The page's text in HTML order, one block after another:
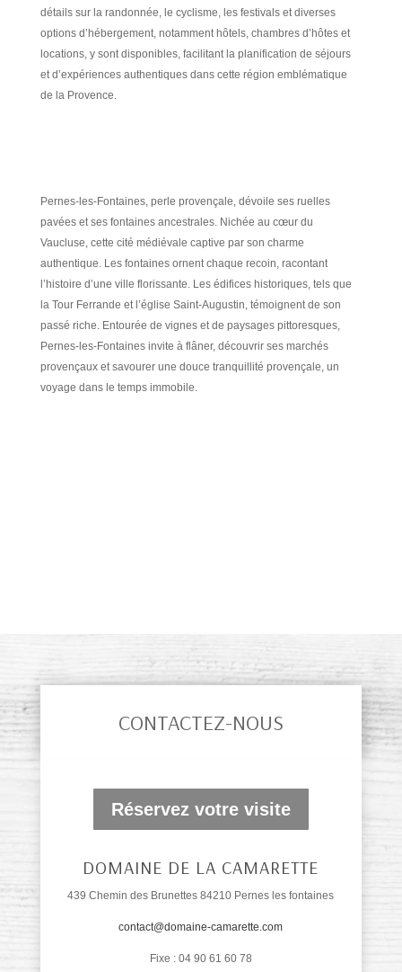
détails sur la randonnée, le cyclisme, les festivals et diverses
options d’hébergement, notamment hôtels, chambres d’hôtes et
locations, y sont disponibles, facilitant la planification de séjours
et d’expériences authentiques dans cette région emblématique
de la Provence.
Pernes-les-Fontaines, perle provençale, dévoile ses ruelles
pavées et ses fontaines ancestrales. Nichée au cœur du
Vaucluse, cette cité médiévale captive par son charme
authentique. Les fontaines ornent chaque recoin, racontant
l’histoire d’une ville florissante. Les édifices historiques, tels que
la Tour Ferrande et l’église Saint-Augustin, témoignent de son
passé riche. Entourée de vignes et de paysages pittoresques,
Pernes-les-Fontaines invite à flâner, découvrir ses marchés
provençaux et savourer une douce tranquillité provençale, un
voyage dans le temps immobile.
CONTACTEZ-NOUS
Réservez votre visite
DOMAINE DE LA CAMARETTE
439 Chemin des Brunettes 84210 Pernes les fontaines
contact@domaine-camarette.com
Fixe : 04 90 61 60 78